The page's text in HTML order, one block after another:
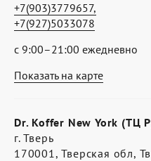
Показать на карте
с 9:00–21:00 ежедневно
+7(903)3779657,
+7(927)5033078
Dr. Koffer New York (ТЦ
г. Тверь
170001, Тверская обл,